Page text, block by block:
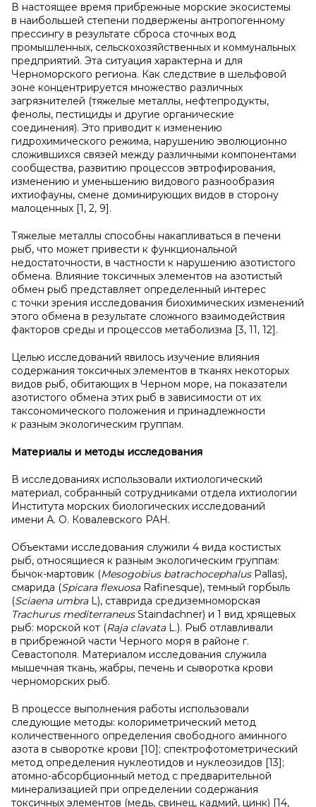
В настоящее время прибрежные морские экосистемы
в наибольшей степени подвержены антропогенному
прессингу в результате сброса сточных вод
промышленных, сельскохозяйственных и коммунальных
предприятий. Эта ситуация характерна и для
Черноморского региона. Как следствие в шельфовой
зоне концентрируется множество различных
загрязнителей (тяжелые металлы, нефтепродукты,
фенолы, пестициды и другие органические
соединения). Это приводит к изменению
гидрохимического режима, нарушению эволюционно
сложившихся связей между различными компонентами
сообщества, развитию процессов эвтрофирования,
изменению и уменьшению видового разнообразия
ихтиофауны, смене доминирующих видов в сторону
малоценных [1, 2, 9].
Тяжелые металлы способны накапливаться в печени
рыб, что может привести к функциональной
недостаточности, в частности к нарушению азотистого
обмена. Влияние токсичных элементов на азотистый
обмен рыб представляет определенный интерес
с точки зрения исследования биохимических изменений
этого обмена в результате сложного взаимодействия
факторов среды и процессов метаболизма [3, 11, 12].
Целью исследований явилось изучение влияния
содержания токсичных элементов в тканях некоторых
видов рыб, обитающих в Черном море, на показатели
азотистого обмена этих рыб в зависимости от их
таксономического положения и принадлежности
к разным экологическим группам.
Материалы и методы исследования
В исследованиях использовали ихтиологический
материал, собранный сотрудниками отдела ихтиологии
Института морских биологических исследований
имени А. О. Ковалевского РАН.
Объектами исследования служили 4 вида костистых
рыб, относящиеся к разным экологическим группам:
бычок-мартовик (Mesogobius batrachocephalusPallas),
смарида (Spicara flexuosaRafinesque), темный горбыль
(Sciaena umbraL), ставрида средиземноморская
Trachurus mediterraneusStaindachner) и 1 вид хрящевых
рыб: морской кот (Raja clavataL.). Рыб отлавливали
в прибрежной части Черного моря в районе г.
Севастополя. Материалом исследования служила
мышечная ткань, жабры, печень и сыворотка крови
черноморских рыб.
В процессе выполнения работы использовали
следующие методы: колориметрический метод
количественного определения свободного аминного
азота в сыворотке крови [10]; спектрофотометрический
метод определения нуклеотидов и нуклеозидов [13];
атомно-абсорбционный метод с предварительной
минерализацией при определении содержания
токсичных элементов (медь, свинец, кадмий, цинк) [14,